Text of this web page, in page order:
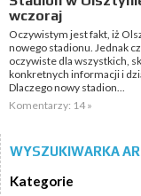
wczoraj
Oczywistym jest fakt, iż
nowego stadionu. Jednak
oczywiste dla wszystkich,
konkretnych informacji i
Dlaczego nowy stadion...
Komentarzy: 14 »
WYSZUKIWARKA
Kategorie